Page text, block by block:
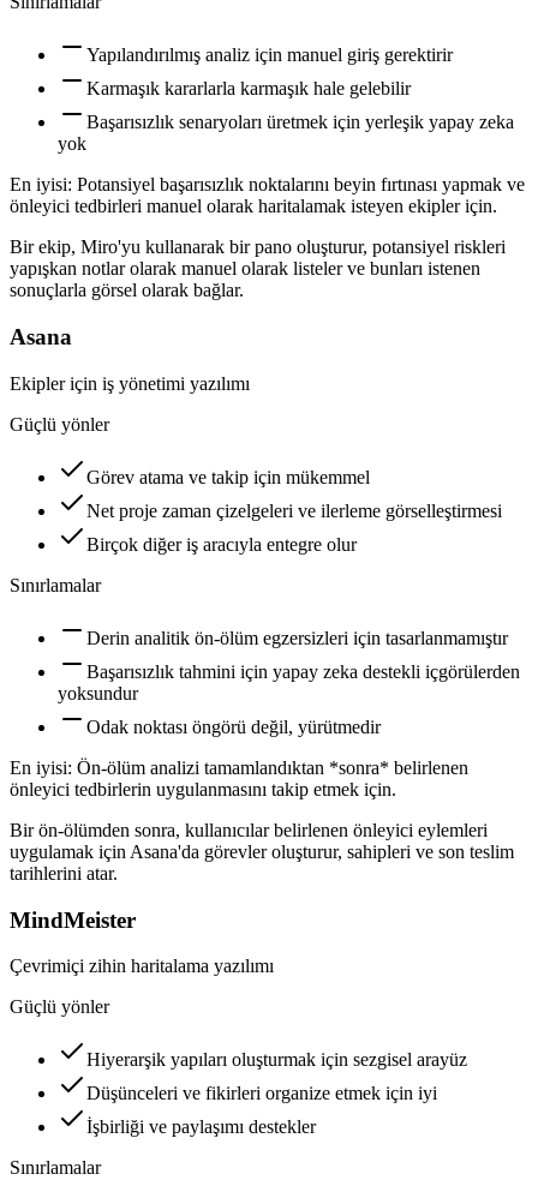
Yapılandırılmış analiz için manuel giriş gerektirir
Karmaşık kararlarla karmaşık hale gelebilir
Başarısızlık senaryoları üretmek için yerleşik yapay zeka
yok
En iyisi: Potansiyel başarısızlık noktalarını beyin fırtınası yapmak ve
önleyici tedbirleri manuel olarak haritalamak isteyen ekipler için.
Bir ekip, Miro'yu kullanarak bir pano oluşturur, potansiyel riskleri
yapışkan notlar olarak manuel olarak listeler ve bunları istenen
sonuçlarla görsel olarak bağlar.
Asana
Ekipler için iş yönetimi yazılımı
Güçlü yönler
Görev atama ve takip için mükemmel
Net proje zaman çizelgeleri ve ilerleme görselleştirmesi
Birçok diğer iş aracıyla entegre olur
Sınırlamalar
Derin analitik ön-ölüm egzersizleri için tasarlanmamıştır
Başarısızlık tahmini için yapay zeka destekli içgörülerden
yoksundur
Odak noktası öngörü değil, yürütmedir
En iyisi: Ön-ölüm analizi tamamlandıktan *sonra* belirlenen
önleyici tedbirlerin uygulanmasını takip etmek için.
Bir ön-ölümden sonra, kullanıcılar belirlenen önleyici eylemleri
uygulamak için Asana'da görevler oluşturur, sahipleri ve son teslim
tarihlerini atar.
MindMeister
Çevrimiçi zihin haritalama yazılımı
Güçlü yönler
Hiyerarşik yapıları oluşturmak için sezgisel arayüz
Düşünceleri ve fikirleri organize etmek için iyi
İşbirliği ve paylaşımı destekler
Sınırlamalar